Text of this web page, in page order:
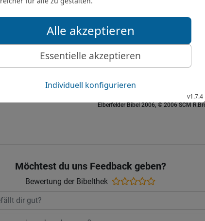
28 Und nun, entschließt
euch doch nicht ins
29 Kehrt doch um, damit
noch bin ich hier im Recht
Ist etwa Unrecht auf
Verderben nicht spüren?
Elberfelder Bibel 2006, © 2006 SCM
Möchtest du uns Feedback geben?
Bewertung der Bibelthek